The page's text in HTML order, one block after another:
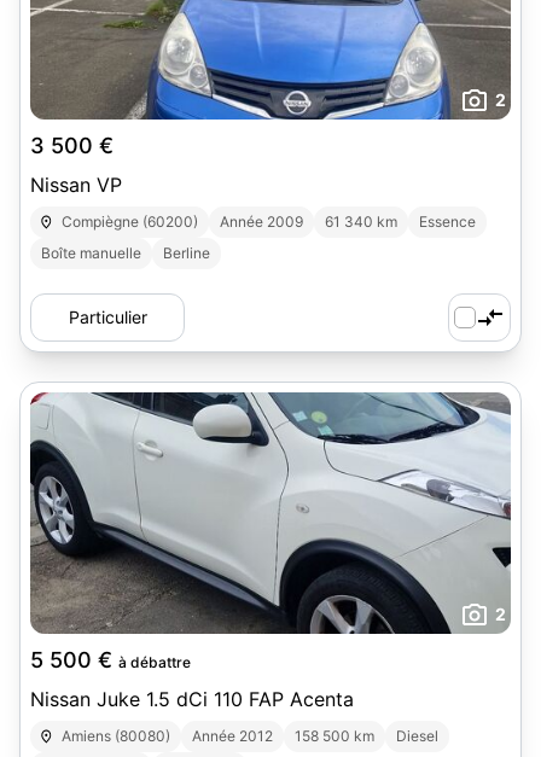
2
3 500 €
Nissan VP
Compiègne (60200) Année 2009 61 340 km
Essence
Boîte manuelle
Berline
Particulier
2
5 500 € à débattre
Nissan Juke 1.5 dCi 110 FAP Acenta
Amiens (80080) Année 2012 158 500 km
Diesel